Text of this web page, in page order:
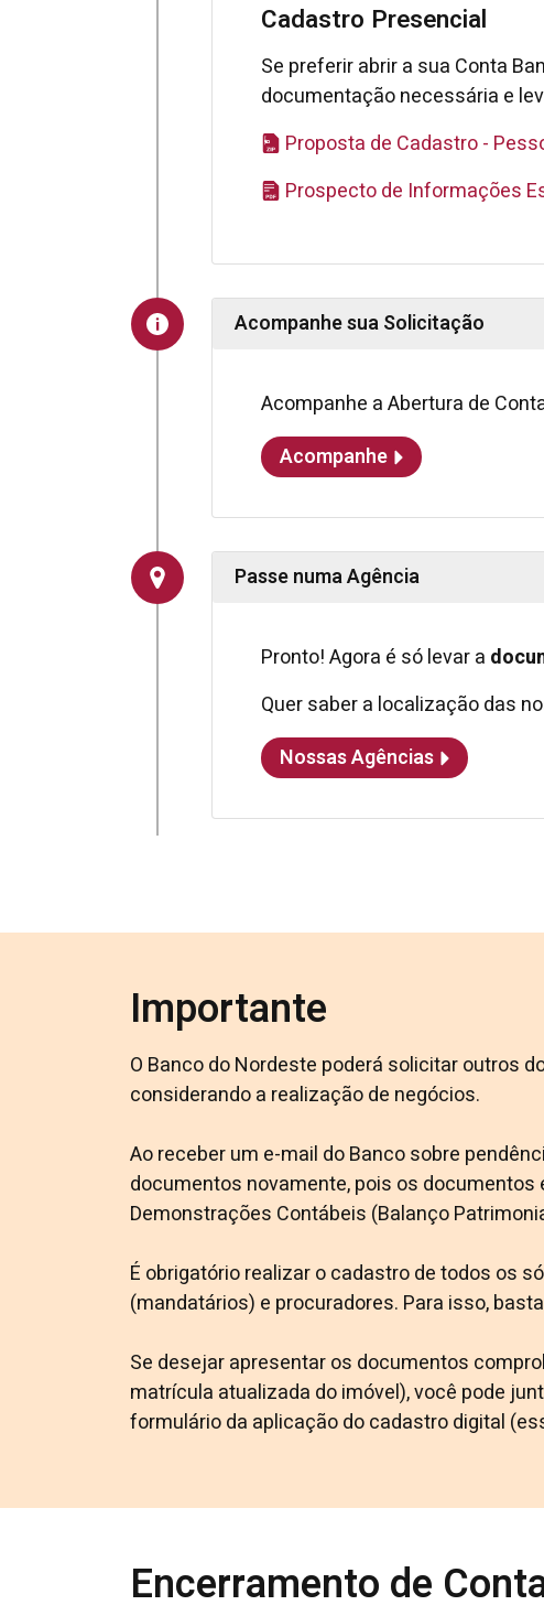
Cadastro Presencial
Se preferir abrir a sua Conta
documentação necessária e
Proposta de Cadastro -
Prospecto de Informações
Acompanhe sua Solicitação
Acompanhe a Abertura de
Acompanhe
Passe numa Agência
Pronto! Agora é só levar a
Quer saber a localização das
Nossas Agências
Importante
O Banco do Nordeste poderá solicitar outros
considerando a realização de negócios.
Ao receber um e-mail do Banco sobre
documentos novamente, pois os
Demonstrações Contábeis (Balanço
É obrigatório realizar o cadastro de todos os
(mandatários) e procuradores. Para isso,
Se desejar apresentar os documentos
matrícula atualizada do imóvel), você pode
formulário da aplicação do cadastro digital
Encerramento de